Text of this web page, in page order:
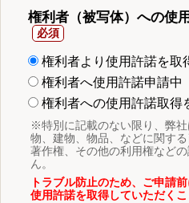
権利者（被写体）への使
権利者より使用許諾を取
権利者へ使用許諾申請中
権利者への使用許諾取得
※特別に記載のない限り、弊
物、建物、物品、などに関す
著作権、その他の利用権など
ん。
トラブル防止のため、ご申請
使用許諾を取得していただくこ